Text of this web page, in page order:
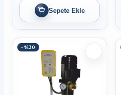
Sepete Ekle
-%30